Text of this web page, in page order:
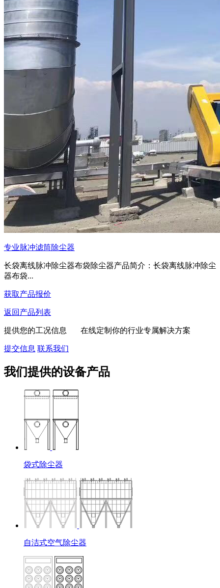
专业脉冲滤筒除尘器
长袋离线脉冲除尘器布袋除尘器产品简介：长袋离线脉冲除尘
器布袋...
获取产品报价
返回产品列表
提供您的工况信息 在线定制你的行业专属解决方案
提交信息 联系我们
我们提供的设备产品
袋式除尘器
自洁式空气除尘器